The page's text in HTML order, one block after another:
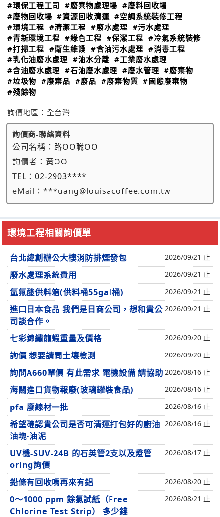
#環保工程工司 #廢棄物處理場 #廢料回收場
#廢物回收場 #資源回收清運 #空調系統裝修工程
#環境工程 #清潔工程 #廢水處理 #污水處理
#青新環境工程 #綠色工程 #保潔工程 #冷氣系統裝修
#打掃工程 #衛生維護 #含油污水處理 #消毒工程
#乳化油廢水處理 #油水分離 #工業廢水處理
#含油廢水處理 #石油廢水處理 #廢水管理 #廢棄物
#垃圾物 #廢棄品 #廢品 #廢棄物質 #固態廢棄物
#殘餘物
詢價地區： 全台灣
詢價商-聯絡資料
公司名稱： 路OO職OO
詢價者： 黃OO
TEL： 02-2903****
eMail： ***uang@louisacoffee.com.tw
環境工程相關詢價單
台北緯創辦公大樓消防排煙發包 2026/09/21 止
廢水處理系統費用 2026/09/21 止
氫氟酸供料箱(供料桶55gal桶) 2026/09/21 止
進口日本食品 我們是日商公司，想和貴公
司談合作。
2026/09/21 止
七彩錦繡龍蝦重量及價格 2026/09/20 止
詢價 想要請問土壤檢測 2026/09/20 止
詢問A660單價 有此需求 電機設備 請協助 2026/08/16 止
海關進口貨物報廢(玻璃罐裝食品) 2026/08/16 止
pfa 廢線材一批 2026/08/16 止
希望確認貴公司是否可清運打包好的廚油
油塊-油泥
2026/08/16 止
UV機-SUV-24B 的石英管2支以及燈管
oring詢價
2026/08/17 止
鉛條有回收嗎再來有鋁 2026/08/20 止
0～1000 ppm 餘氯試紙（Free
Chlorine Test Strip） 多少錢
2026/08/21 止